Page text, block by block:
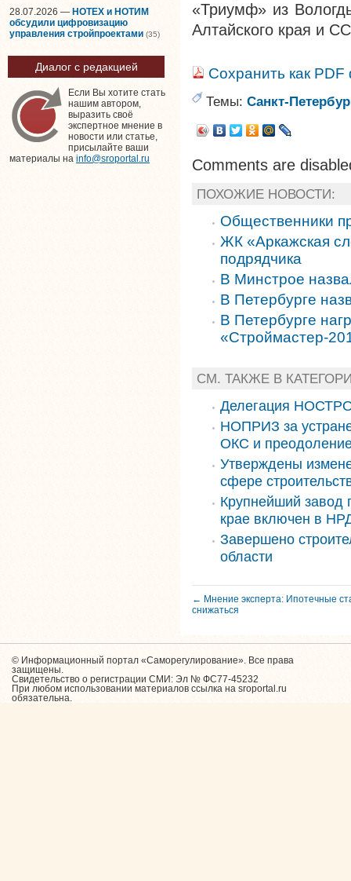
28.07.2026 — НОТЕХ и НОТИМ
обсудили цифровизацию
управления стройпроектами (35)
Диалог с редакцией
Если Вы хотите стать
нашим автором,
выразить своё
экспертное мнение в
новости или статье,
присылайте ваши
материалы на info@sroportal.ru
«Триумф» из
Алтайского края и
Сохранить как
Темы: Санкт-
Comments are
ПОХОЖИЕ НОВОСТИ:
Общественники
ЖК «Аркажская
подрядчика
В Минстрое
В Петербурге
В Петербурге
«Строймастер-
СМ. ТАКЖЕ В
Делегация
НОПРИЗ за
ОКС и
Утверждены
сфере
Крупнейший завод
крае включен в
Завершено
области
← Мнение эксперта: Ипотечные
снижаться
© Информационный портал «Саморегулирование». Все права
защищены.
Свидетельство о регистрации СМИ: Эл № ФС77-45232
При любом использовании материалов ссылка на sroportal.ru
обязательна.